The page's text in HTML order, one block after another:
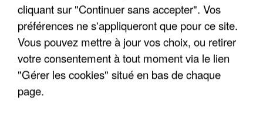
cliquant sur "Continuer sans accepter". Vos
préférences ne s'appliqueront que pour ce site.
Vous pouvez mettre à jour vos choix, ou retirer
votre consentement à tout moment via le lien
"Gérer les cookies" situé en bas de chaque
page.